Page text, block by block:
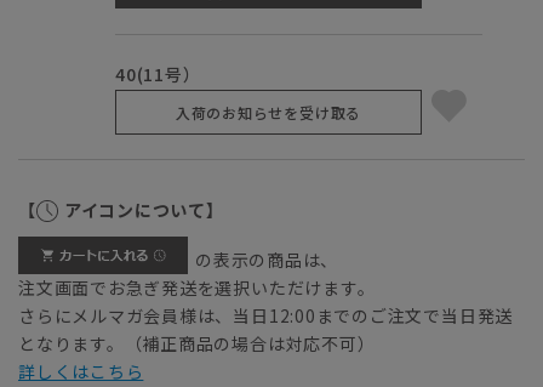
40(11号）
入荷のお知らせを受け取る
【 アイコンについて】
の表示の商品は、
注文画面でお急ぎ発送を選択いただけます。
さらにメルマガ会員様は、当日12:00までのご注文で当日発送
となります。（補正商品の場合は対応不可）
詳しくはこちら